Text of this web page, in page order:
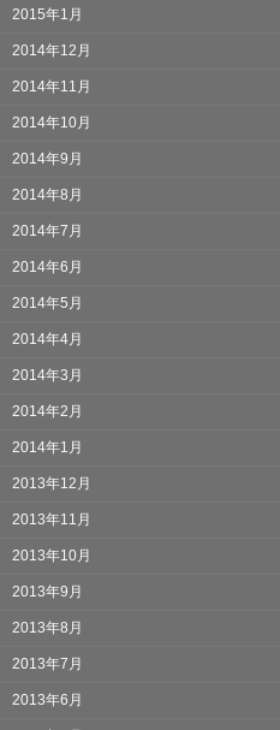
2015年1月
2014年12月
2014年11月
2014年10月
2014年9月
2014年8月
2014年7月
2014年6月
2014年5月
2014年4月
2014年3月
2014年2月
2014年1月
2013年12月
2013年11月
2013年10月
2013年9月
2013年8月
2013年7月
2013年6月